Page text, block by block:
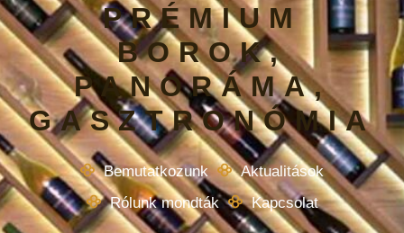
PRÉMIUM
BOROK,
PANORÁMA,
GASZTRONÓMIA
Bemutatkozunk
Aktualitások
Rólunk mondták
Kapcsolat